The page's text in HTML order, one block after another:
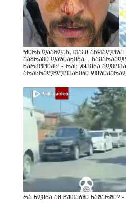
"ძირს დააგდეს, თავი ასფალტზე
უამრავი დაზიანება...
ნარკოტიკს" - რას ჰყვება
არასრულწლოვანები
რა ხდება ამ წუთებში ხაშურში?